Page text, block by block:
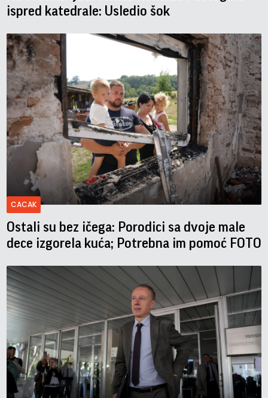
ispred katedrale: Usledio šok
CACAK
Ostali su bez ičega: Porodici sa dvoje male
dece izgorela kuća; Potrebna im pomoć FOTO